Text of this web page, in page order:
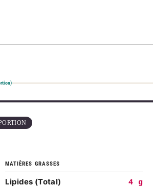
MATIÈRES GRASSES
Lipides (Total)
4 g